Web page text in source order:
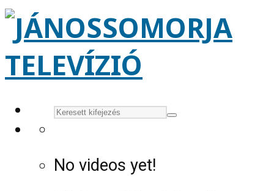
No videos yet!